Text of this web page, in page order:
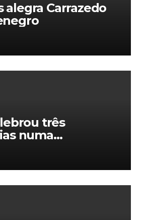
alegra Carrazedo
três
numa
a um século de